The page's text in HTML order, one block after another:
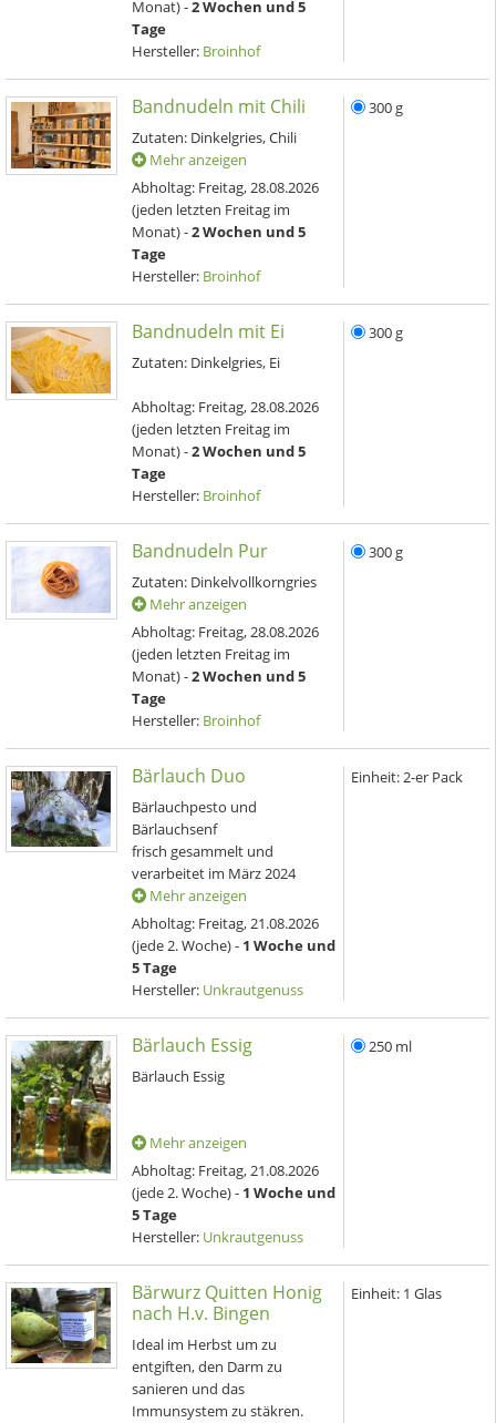
Monat) -2 Wochen und 5
Tage
Hersteller: Broinhof
Bandnudeln mit Chili
Zutaten: Dinkelgries, Chili
Mehr anzeigen
Abholtag: Freitag, 28.08.2026
(jeden letzten Freitag im
Monat) -2 Wochen und 5
Tage
Hersteller: Broinhof
300 g
Bandnudeln mit Ei
Zutaten: Dinkelgries, Ei
Abholtag: Freitag, 28.08.2026
(jeden letzten Freitag im
Monat) -2 Wochen und 5
Tage
Hersteller: Broinhof
300 g
Bandnudeln Pur
Zutaten: Dinkelvollkorngries
Mehr anzeigen
Abholtag: Freitag, 28.08.2026
(jeden letzten Freitag im
Monat) -2 Wochen und 5
Tage
Hersteller: Broinhof
300 g
Bärlauch Duo
Bärlauchpesto und
Bärlauchsenf
frisch gesammelt und
verarbeitet im März 2024
Mehr anzeigen
Abholtag: Freitag, 21.08.2026
(jede 2. Woche) - 1 Woche und
5 Tage
Hersteller: Unkrautgenuss
Einheit:2-er Pack
Bärlauch Essig
Bärlauch Essig
Mehr anzeigen
Abholtag: Freitag, 21.08.2026
(jede 2. Woche) - 1 Woche und
5 Tage
Hersteller: Unkrautgenuss
250 ml
Bärwurz Quitten Honig
nach H.v. Bingen
Ideal im Herbst um zu
entgiften, den Darm zu
sanieren und das
Immunsystem zu stäkren.
Einheit: 1 Glas